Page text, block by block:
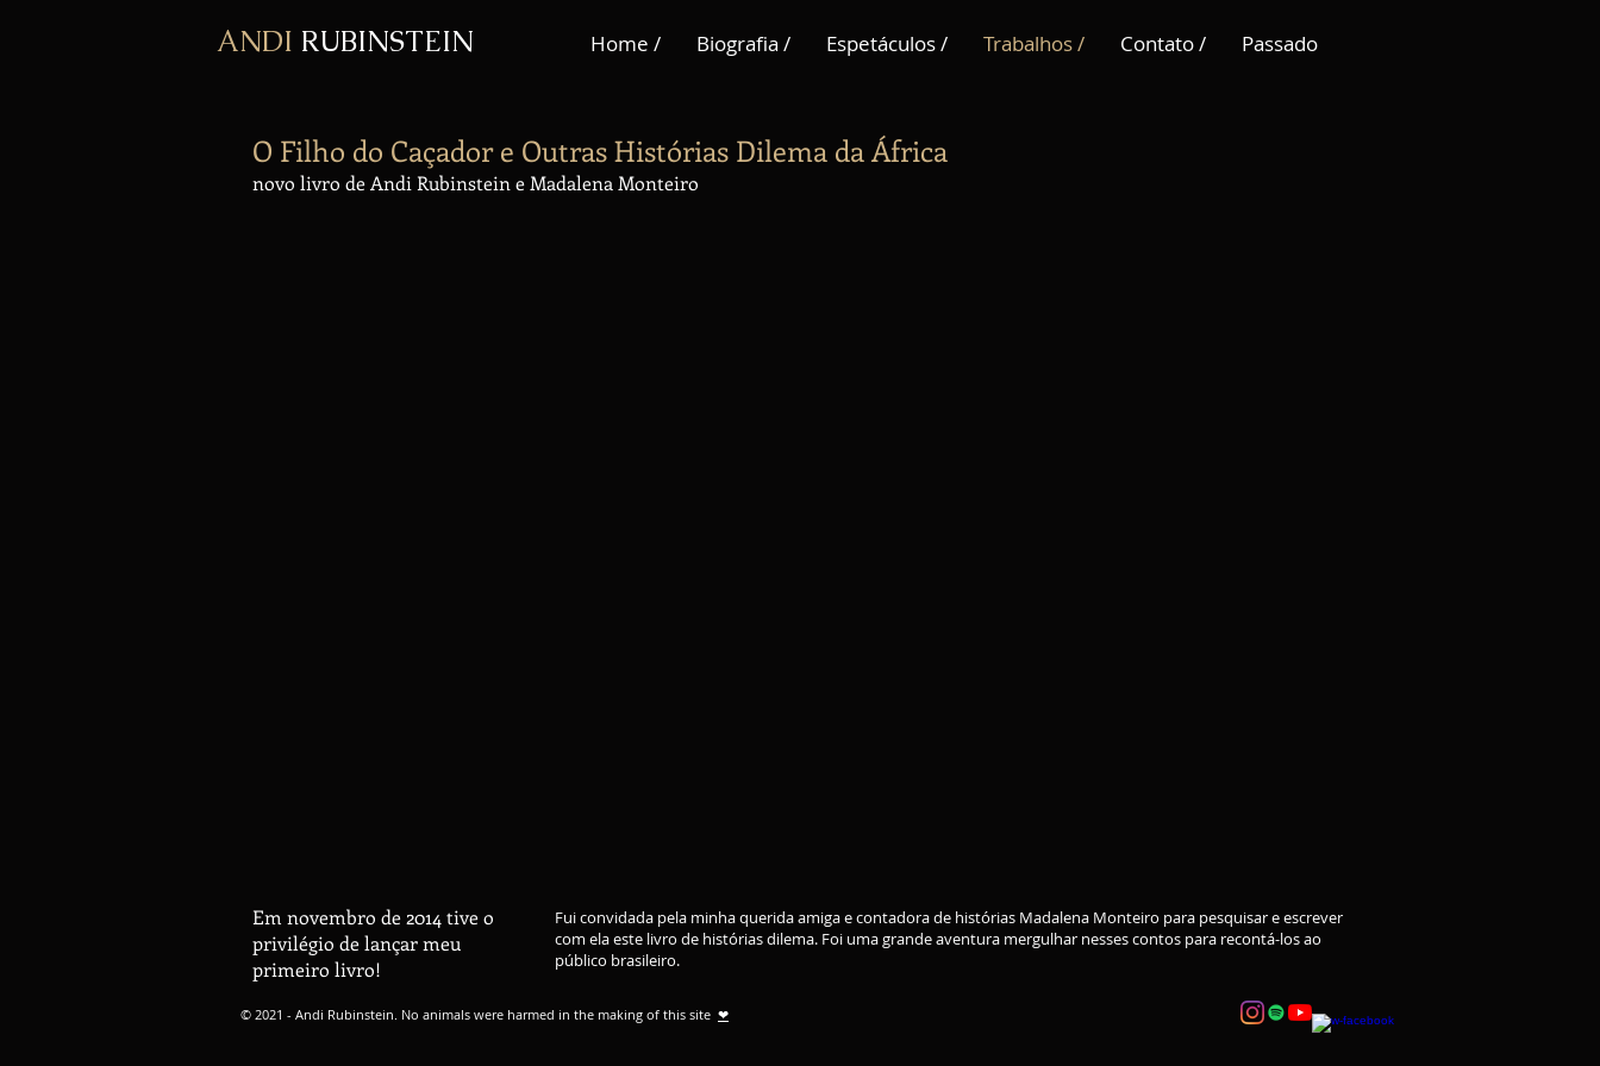
ANDI RUBINSTEIN Home / Biografia / Espetáculos / Trabalhos / Contato / Passado
O Filho do Caçador e Outras Histórias Dilema da África
novo livro de Andi Rubinstein e Madalena Monteiro
Em novembro de 2014 tive o
privilégio de lançar meu
primeiro livro!
Fui convidada pela minha querida amiga e contadora de histórias Madalena Monteiro para pesquisar e escrever
com ela este livro de histórias dilema. Foi uma grande aventura mergulhar nesses contos para recontá-los ao
público brasileiro.
© 2021 - Andi Rubinstein. No animals were harmed in the making of this site ❤